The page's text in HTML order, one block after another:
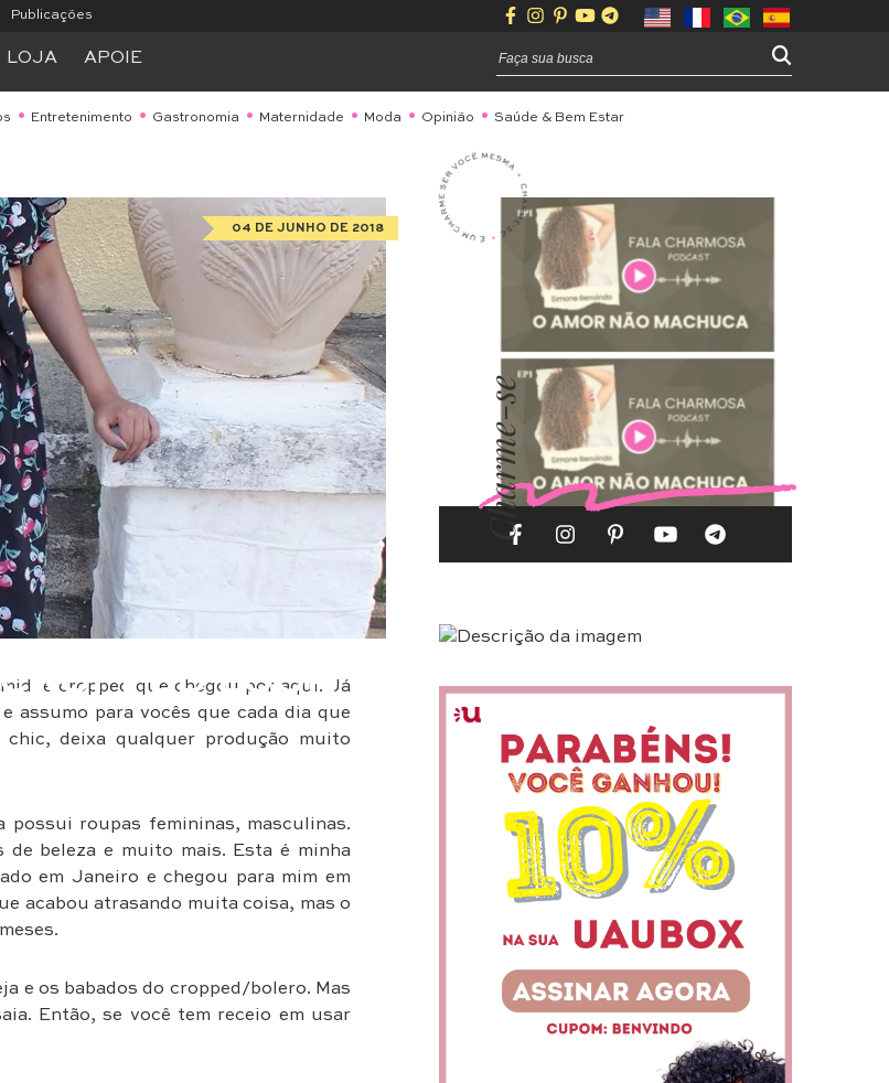
Publicações
LOJA APOIE
Entretenimento Gastronomia Maternidade Moda Opinião Saúde & Bem Estar
LOOK
04 DE JUNHO DE 2018
e cropped que chegou por aqui. Já
e assumo para vocês que cada dia que
deixa qualquer produção muito
possui roupas femininas, masculinas.
de beleza e muito mais. Esta é minha
em Janeiro e chegou para mim em
acabou atrasando muita coisa, mas o
e os babados do cropped/bolero. Mas
Então, se você tem receio em usar
Charme-se